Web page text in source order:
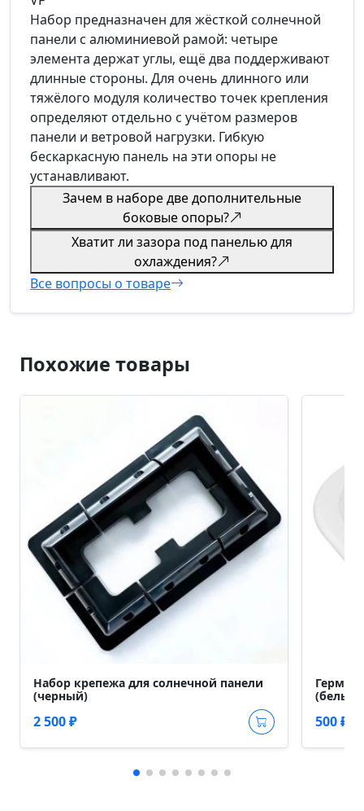
Набор предназначен для жёсткой солнечной
панели с алюминиевой рамой: четыре
элемента держат углы, ещё два поддерживают
длинные стороны. Для очень длинного или
тяжёлого модуля количество точек крепления
определяют отдельно с учётом размеров
панели и ветровой нагрузки. Гибкую
бескаркасную панель на эти опоры не
устанавливают.
Зачем в наборе две дополнительные
боковые опоры?
Хватит ли зазора под панелью для
охлаждения?
Все вопросы о товаре
Похожие товары
Набор крепежа для солнечной панели
(черный)
2 500 ₽
(белый)
500 ₽